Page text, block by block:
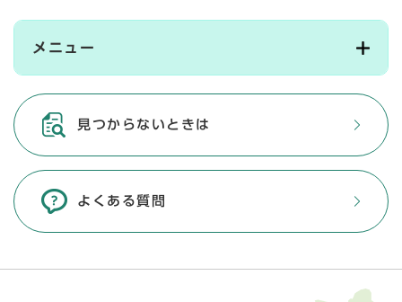
メニュー
見つからないときは
よくある質問